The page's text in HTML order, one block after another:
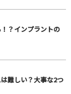
？インプラントの
難しい？大事な2つ